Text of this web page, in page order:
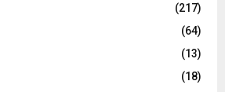
(217)
(64)
(13)
(18)